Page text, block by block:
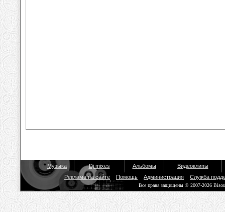
Музыка Dj mixes Альбомы
Видеоклипы
Реклама на сайте
Помощь Администрация Служба
Все права защищены © 2007-2026